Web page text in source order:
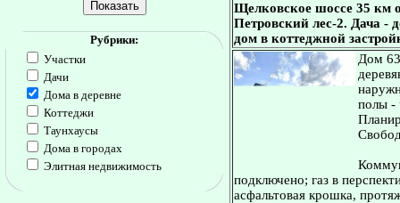
Рубрики:
Участки
Дачи
Дома в деревне
Коттеджи
Таунхаусы
Дома в городах
Элитная недвижимость
Щелковское шоссе 35 км
Петровский лес-2. Дача -
дом в коттеджной
Дом
полы -
подключено; газ в
асфальтовая крошка,